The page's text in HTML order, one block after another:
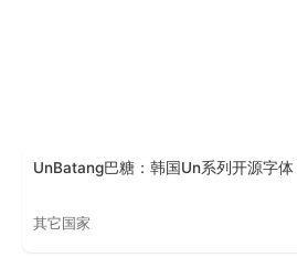
UnBatang巴糖：韩国Un系列开源字
其它国家